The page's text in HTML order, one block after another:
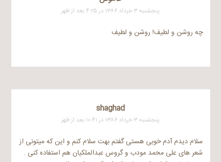
پنجشنبه ۳ خرداد ۱۳۸۶ در ۴:۲۵ بعد از ظهر
چه روشن و لطیف! روشن و لطیف
shaghad
پنجشنبه ۳ خرداد ۱۳۸۶ در ۱۰:۴۱ بعد از ظهر
سلام دیدم آدم خوبی هستی گفتم بهت سلام کنم و این که میتونی از
شعر های علی محمد مودب و گروس عبدالملکیان هم استفاده کنی .